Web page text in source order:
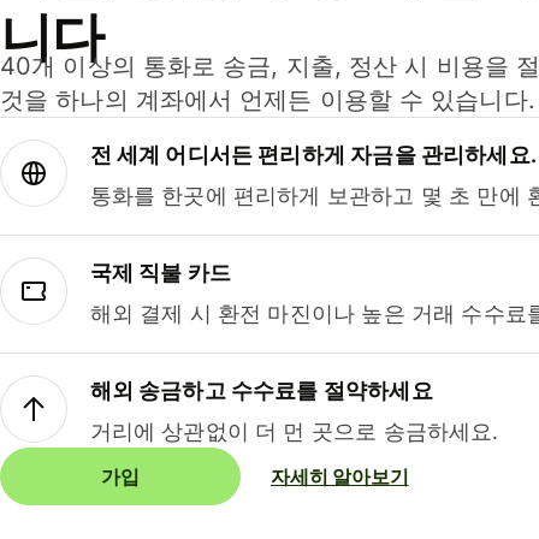
니다
40개 이상의 통화로 송금, 지출, 정산 시 비용을
것을 하나의 계좌에서 언제든 이용할 수 있습니다.
전 세계 어디서든 편리하게 자금을 관리하세요.
통화를 한곳에 편리하게 보관하고 몇 초 만에
국제 직불 카드
해외 결제 시 환전 마진이나 높은 거래 수수료
해외 송금하고 수수료를 절약하세요
거리에 상관없이 더 먼 곳으로 송금하세요.
가입 자세히 알아보기